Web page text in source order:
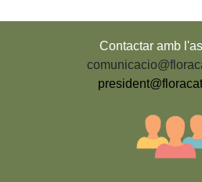
Contactar amb